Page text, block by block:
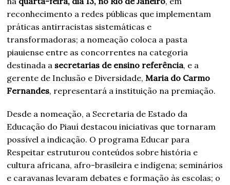
reconhecimento a redes públicas que implementam
práticas antirracistas sistemáticas e
transformadoras; a nomeação coloca a pasta
piauiense entre as concorrentes na categoria
destinada a secretarias de ensino referência, e a
gerente de Inclusão e Diversidade,Maria do Carmo
Fernandes, representará a instituição na premiação.
Desde a nomeação, a Secretaria de Estado da
Educação do Piauí destacou iniciativas que tornaram
possível a indicação. O programa Educar para
Respeitar estruturou conteúdos sobre história e
cultura africana, afro-brasileira e indígena; seminários
e caravanas levaram debates e formação às escolas; o